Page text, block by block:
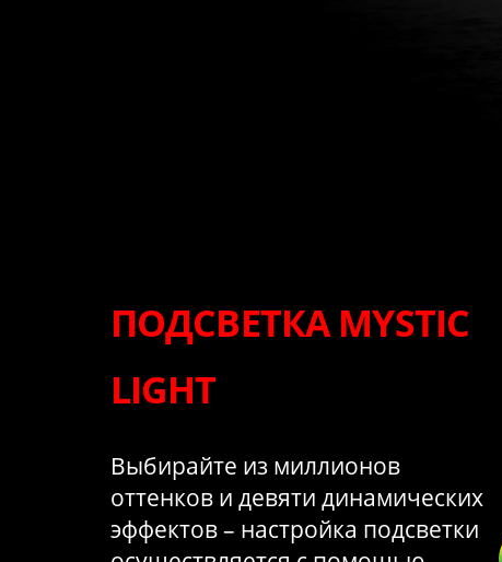
ПОДСВЕТКА MYSTIC
LIGHT
Выбирайте из миллионов
оттенков и девяти динамических
эффектов – настройка подсветки